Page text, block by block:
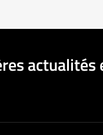
actualités